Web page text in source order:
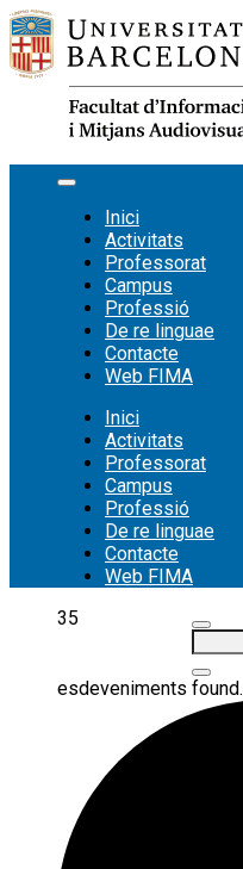
Vés
al
contingut
Inici
Activitats
Professorat
Campus
Professió
De re linguae
Contacte
Web FIMA
Inici
Activitats
Professorat
Campus
Professió
De re linguae
Contacte
Web FIMA
Cerca:
35
esdeveniments found.